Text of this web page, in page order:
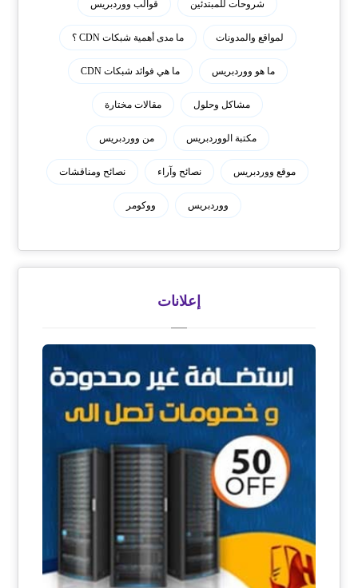
شروحات للمبتدئين قوالب ووردبريس
لمواقع والمدونات ما مدى أهمية شبكات CDN ؟
ما هو ووردبريس ما هي فوائد شبكات CDN
مشاكل وحلول مقالات مختارة
مكتبة الووردبريس من ووردبريس
موقع ووردبريس نصائح وآراء نصائح ومناقشات
ووردبريس ووكومر
إعلانات